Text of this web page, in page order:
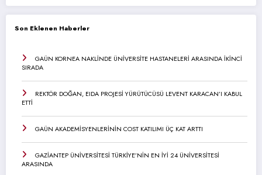
Son Eklenen Haberler
GAÜN KORNEA NAKLİNDE ÜNİVERSİTE HASTANELERİ ARASINDA İKİNCİ
SIRADA
REKTÖR DOĞAN, EIDA PROJESİ YÜRÜTÜCÜSÜ LEVENT KARACAN’I KABUL
ETTİ
GAÜN AKADEMİSYENLERİNİN COST KATILIMI ÜÇ KAT ARTTI
GAZİANTEP ÜNİVERSİTESİ TÜRKİYE’NİN EN İYİ 24 ÜNİVERSİTESİ
ARASINDA